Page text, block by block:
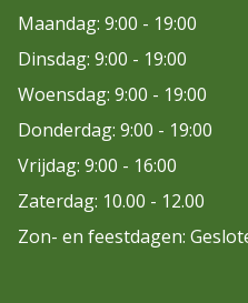
Maandag: 9:00 - 19:00
Dinsdag: 9:00 - 19:00
Woensdag: 9:00 - 19:00
Donderdag: 9:00 - 19:00
Vrijdag: 9:00 - 16:00
Zaterdag: 10.00 - 12.00
Zon- en feestdagen: